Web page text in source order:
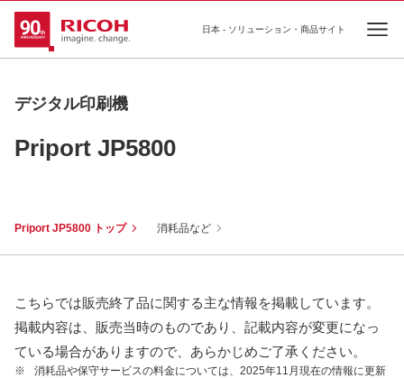
日本 - ソリューション・商品サイト
デジタル印刷機
Priport JP5800
Priport JP5800 トップ 消耗品など
こちらでは販売終了品に関する主な情報を掲載しています。
掲載内容は、販売当時のものであり、記載内容が変更になっ
ている場合がありますので、あらかじめご了承ください。
※
消耗品や保守サービスの料金については、2025年11月現在の情報に更新